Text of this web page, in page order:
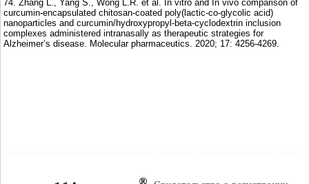
74. Zhang L., Yang S., Wong L.R. et al. In vitro and In vivo comparison of
curcumin-encapsulated chitosan-coated poly(lactic-co-glycolic acid)
nanoparticles and curcumin/hydroxypropyl-beta-cyclodextrin inclusion
complexes administered intranasally as therapeutic strategies for
Alzheimer’s disease. Molecular pharmaceutics. 2020; 17: 4256-4269.